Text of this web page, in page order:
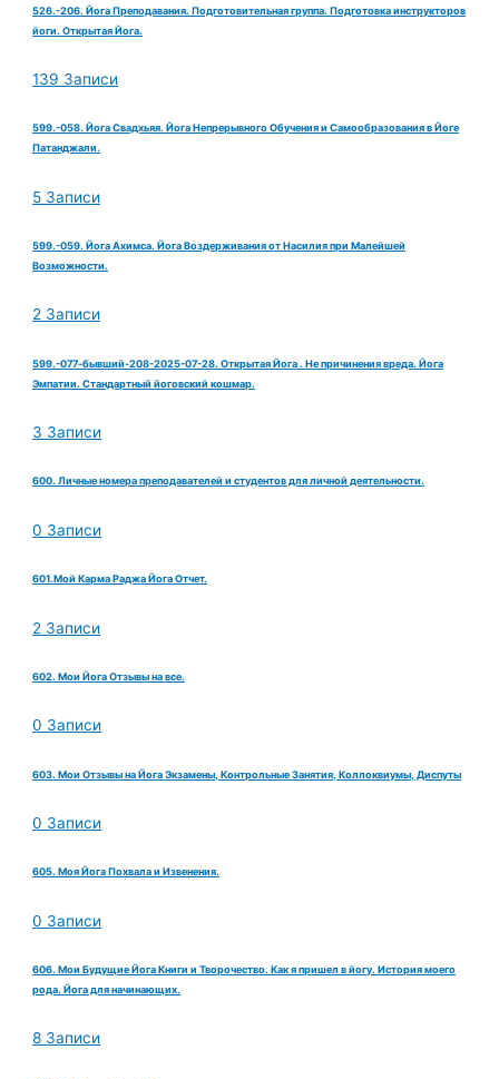
526.-206. Йога Преподавания. Подготовительная группа. Подготовка инструкторов
йоги. Открытая Йога.
139 Записи
599.-058. Йога Свадхьяя. Йога Непрерывного Обучения и Самообразования в Йоге
Патанджали.
5 Записи
599.-059. Йога Ахимса. Йога Воздерживания от Насилия при Малейшей
Возможности.
2 Записи
599.-077-бывший-208-2025-07-28. Открытая Йога . Не причинения вреда. Йога
Эмпатии. Стандартный йоговский кошмар.
3 Записи
600. Личные номера преподавателей и студентов для личной деятельности.
0 Записи
601.Мой Карма Раджа Йога Отчет.
2 Записи
602. Мои Йога Отзывы на все.
0 Записи
603. Мои Отзывы на Йога Экзамены, Контрольные Занятия, Коллоквиумы, Диспуты
0 Записи
605. Моя Йога Похвала и Извенения.
0 Записи
606. Мои Будущие Йога Книги и Творочество. Как я пришел в йогу. История моего
рода. Йога для начинающих.
8 Записи